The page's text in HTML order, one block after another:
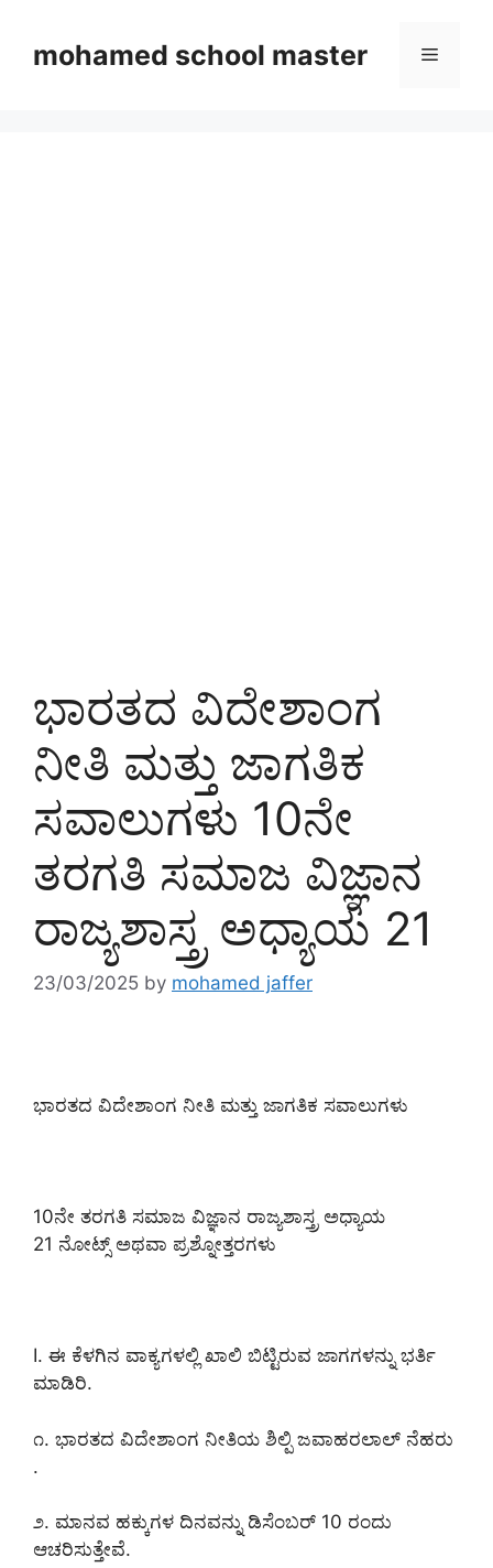
contentmohamed school master Menu
ಭಾರತದ ವಿದೇಶಾಂಗ
ನೀತಿ ಮತ್ತು ಜಾಗತಿಕ
ಸವಾಲುಗಳು 10ನೇ
ತರಗತಿ ಸಮಾಜ ವಿಜ್ಞಾನ
ರಾಜ್ಯಶಾಸ್ತ್ರ ಅಧ್ಯಾಯ 21
23/03/2025 by mohamed jaffer
ಭಾರತದ ವಿದೇಶಾಂಗ ನೀತಿ ಮತ್ತು ಜಾಗತಿಕ ಸವಾಲುಗಳು
10ನೇ ತರಗತಿ ಸಮಾಜ ವಿಜ್ಞಾನ ರಾಜ್ಯಶಾಸ್ತ್ರ ಅಧ್ಯಾಯ
21 ನೋಟ್ಸ್ ಅಥವಾ ಪ್ರಶ್ನೋತ್ತರಗಳು
I. ಈ ಕೆಳಗಿನ ವಾಕ್ಯಗಳಲ್ಲಿ ಖಾಲಿ ಬಿಟ್ಟಿರುವ ಜಾಗಗಳನ್ನು ಭರ್ತಿ
ಮಾಡಿರಿ.
೧. ಭಾರತದ ವಿದೇಶಾಂಗ ನೀತಿಯ ಶಿಲ್ಪಿ ಜವಾಹರಲಾಲ್ ನೆಹರು
.
೨. ಮಾನವ ಹಕ್ಕುಗಳ ದಿನವನ್ನು ಡಿಸೆಂಬರ್ 10 ರಂದು
ಆಚರಿಸುತ್ತೇವೆ.